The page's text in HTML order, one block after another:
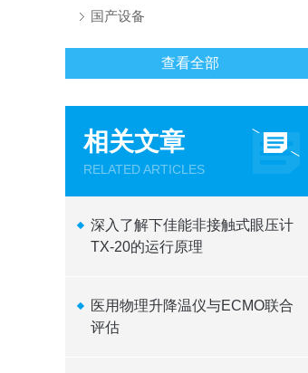
国产设备
查看全部
相关文章
RELATED ARTICLES
深入了解下佳能非接触式眼压计
TX-20的运行原理
医用物理升降温仪与ECMO联合
评估